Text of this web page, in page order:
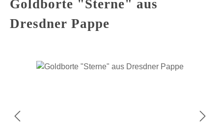
Goldborte "Sterne" aus
Dresdner Pappe
Bildergalerie überspringen